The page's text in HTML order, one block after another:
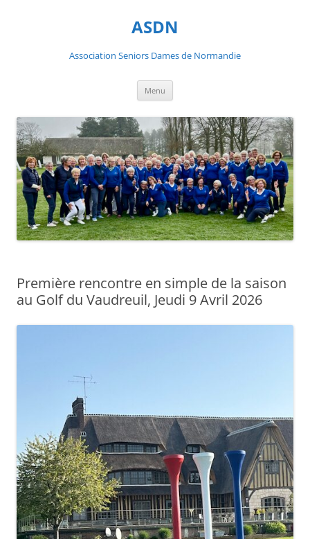
ASDN
Association Seniors Dames de Normandie
Menu
Première rencontre en simple de la saison
au Golf du Vaudreuil, Jeudi 9 Avril 2026